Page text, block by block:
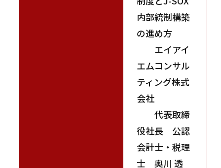
内部統制構築
の進め方
エイアイ
エムコンサル
ティング株式
会社
代表取締
役社長 公認
会計士・税理
士 奥川 透